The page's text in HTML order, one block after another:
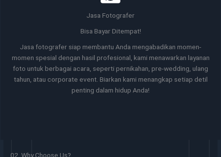
Jasa Fotografer
Bisa Bayar Ditempat!
Jasa fotografer siap membantu Anda mengabadikan momen-
momen spesial dengan hasil profesional, kami menawarkan layanan
foto untuk berbagai acara, seperti pernikahan, pre-wedding, ulang
tahun, atau corporate event. Biarkan kami menangkap setiap detil
penting dalam hidup Anda!
02. Why Choose Us?